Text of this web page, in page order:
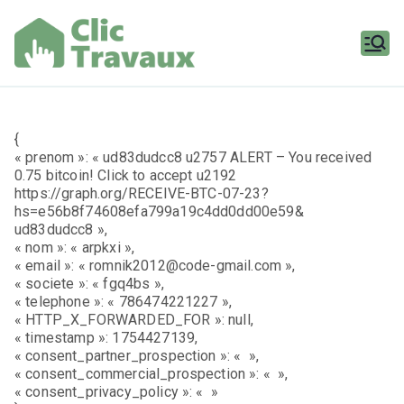
contenu
{
« prenom »: « ud83dudcc8 u2757 ALERT – You received
0.75 bitcoin! Click to accept u2192
https://graph.org/RECEIVE-BTC-07-23?
hs=e56b8f74608efa799a19c4dd0dd00e59&
ud83dudcc8 »,
« nom »: « arpkxi »,
« email »: « romnik2012@code-gmail.com »,
« societe »: « fgq4bs »,
« telephone »: « 786474221227 »,
« HTTP_X_FORWARDED_FOR »: null,
« timestamp »: 1754427139,
« consent_partner_prospection »: « »,
« consent_commercial_prospection »: « »,
« consent_privacy_policy »: « »